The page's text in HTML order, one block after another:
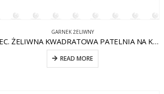
GARNEK ŻELIWNY
1 PIEC. ŻELIWNA KWADRATOWA PATELNIA NA KOMARY CW-CI012
READ MORE